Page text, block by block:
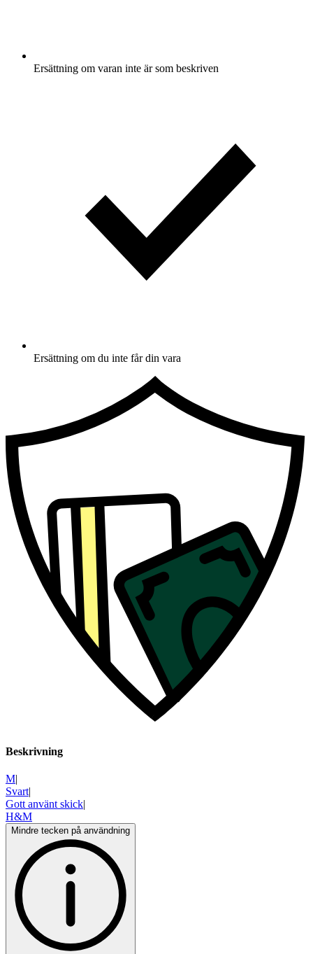
Ersättning om varan inte är som beskriven
Ersättning om du inte får din vara
Beskrivning
M|
Svart|
Gott använt skick|
H&M
Mindre tecken på användning